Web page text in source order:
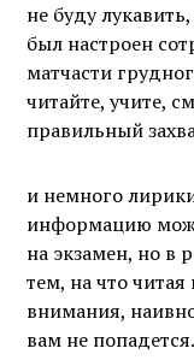
не буду
был настроен
матчасти
читайте, учите,
правильный
и немного
информацию
на экзамен, но в
тем, на что
внимания,
вам не попадется.